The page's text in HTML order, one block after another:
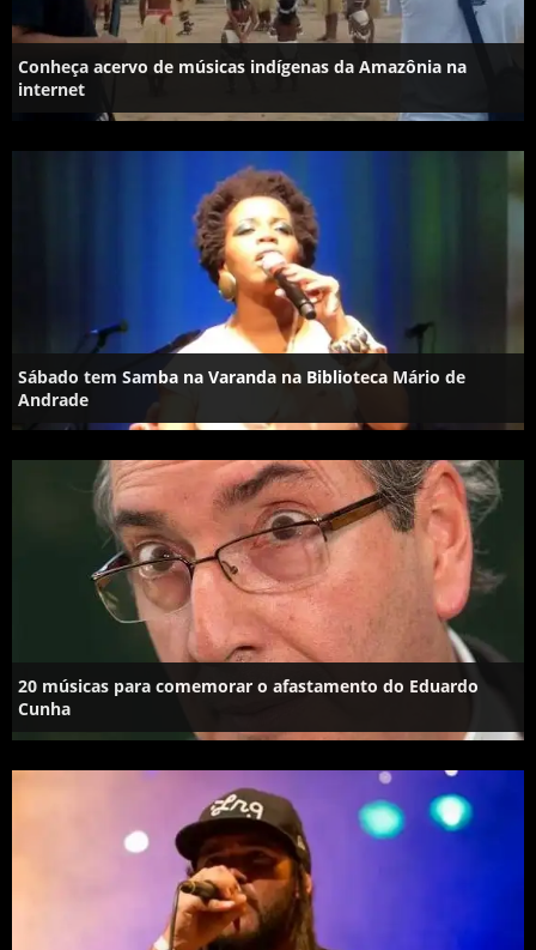
Conheça acervo de músicas indígenas da Amazônia na
internet
Sábado tem Samba na Varanda na Biblioteca Mário de
Andrade
20 músicas para comemorar o afastamento do Eduardo
Cunha